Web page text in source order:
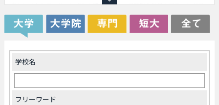
島とに分かれており、いずれも留学生にとって新鮮な光景を見ることがで
きます。鹿児島県は、アメリカのジョージア州、韓国の全羅北道、中国の
江蘇省、香港、シンガポールと姉妹都市提携を結んでいます。また、アジ
ア各国からの留学生が多く受け入れられています。もちろん他の国の留学
つとして検討することをおすすめします。
学校名
フリーワード